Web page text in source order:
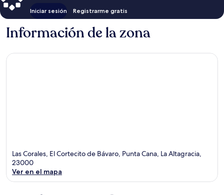
Iniciar sesión Registrarme gratis
Información de la zona
Las Corales, El Cortecito de Bávaro, Punta Cana, La Altagracia,
23000
Ver en el mapa